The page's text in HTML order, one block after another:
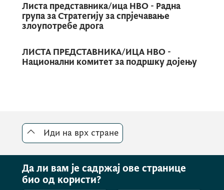
Листа представника/ица НВО - Радна
група за Стратегију за спрјечавање
злоупотребе дрога
ЛИСТА ПРЕДСТАВНИКА/ИЦА НВО -
Национални комитет за подршку дојењу
Иди на врх стране
Да ли вам је садржај ове странице
био од користи?